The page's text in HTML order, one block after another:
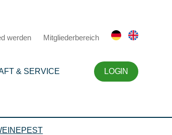
werden Mitgliederbereich
& SERVICE LOGIN